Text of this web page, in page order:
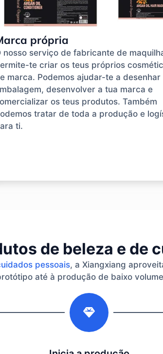
própria
nosso serviço de fabricante de
te criar os teus próprios
marca. Podemos ajudar-te a desenhar
desenvolver a tua marca e
os teus produtos. Também
tratar de toda a produção e
ti.
de beleza e de
pessoais, a Xiangxiang
até à produção de baixo